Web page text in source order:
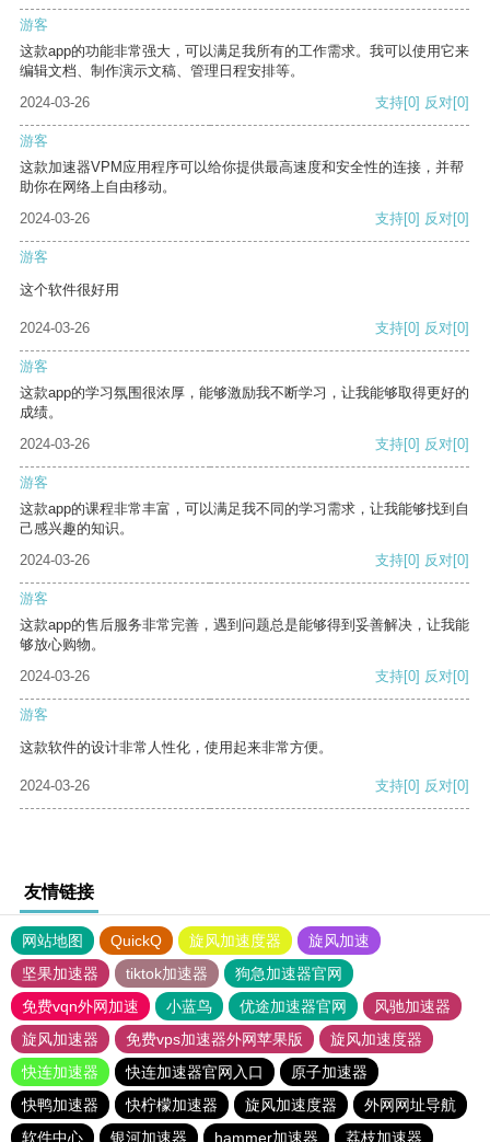
游客
这款app的功能非常强大，可以满足我所有的工作需求。我可以使用它来
编辑文档、制作演示文稿、管理日程安排等。
2024-03-26
支持[0] 反对[0]
游客
这款加速器VPM应用程序可以给你提供最高速度和安全性的连接，并帮
助你在网络上自由移动。
2024-03-26
支持[0] 反对[0]
游客
这个软件很好用
2024-03-26 支持[0] 反对[0]
游客
这款app的学习氛围很浓厚，能够激励我不断学习，让我能够取得更好的
成绩。
2024-03-26
支持[0] 反对[0]
游客
这款app的课程非常丰富，可以满足我不同的学习需求，让我能够找到自
己感兴趣的知识。
2024-03-26
支持[0] 反对[0]
游客
这款app的售后服务非常完善，遇到问题总是能够得到妥善解决，让我能
够放心购物。
2024-03-26
支持[0] 反对[0]
游客
这款软件的设计非常人性化，使用起来非常方便。
2024-03-26 支持[0] 反对[0]
友情链接
网站地图 QuickQ 旋风加速度器
旋风加速
坚果加速器
tiktok加速器
狗急加速器官网
免费vqn外网加速
小蓝鸟 优途加速器官网
风驰加速器
旋风加速器
免费vps加速器外网苹果版
旋风加速度器
快连加速器
快连加速器官网入口
原子加速器
快鸭加速器
快柠檬加速器 旋风加速度器
外网网址导航
软件中心
银河加速器 hammer加速器 荔枝加速器